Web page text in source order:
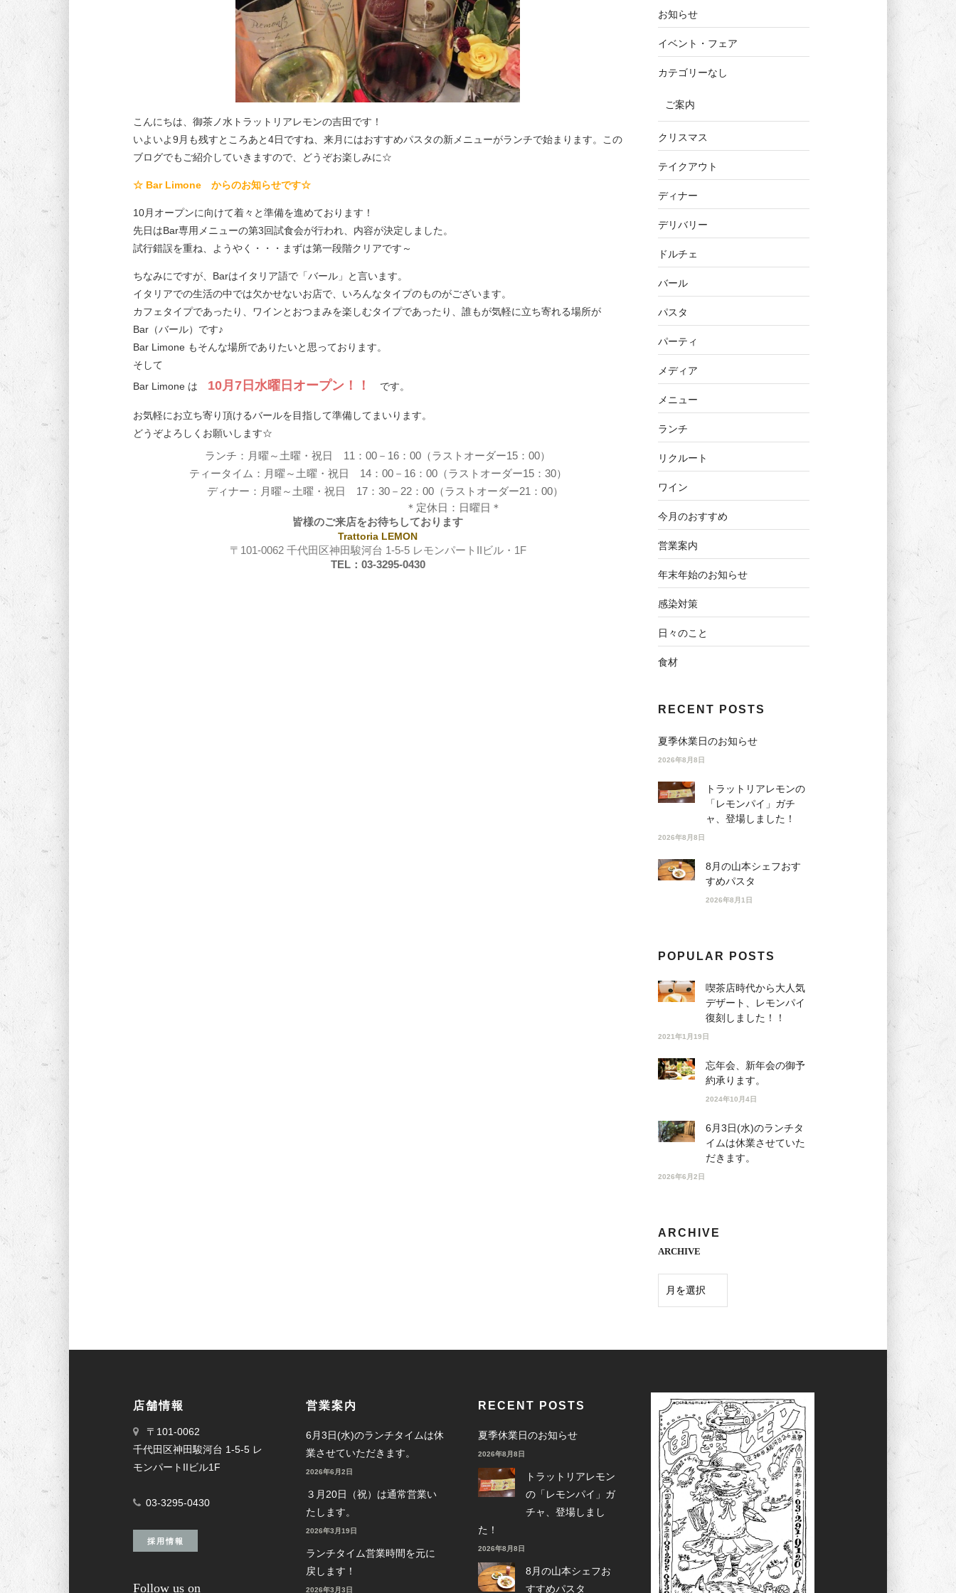
こんにちは、御茶ノ水トラットリアレモンの吉田です！
いよいよ9月も残すところあと4日ですね、来月にはおすすめパスタの新メニューがランチで始まります。この
ブログでもご紹介していきますので、どうぞお楽しみに☆
☆ Bar Limone からのお知らせです☆
10月オープンに向けて着々と準備を進めております！
先日はBar専用メニューの第3回試食会が行われ、内容が決定しました。
試行錯誤を重ね、ようやく・・・まずは第一段階クリアです～
ちなみにですが、Barはイタリア語で「バール」と言います。
イタリアでの生活の中では欠かせないお店で、いろんなタイプのものがございます。
カフェタイプであったり、ワインとおつまみを楽しむタイプであったり、誰もが気軽に立ち寄れる場所が
Bar（バール）です♪
Bar Limone もそんな場所でありたいと思っております。
そして
Bar Limone は
10月7日水曜日オープン！！ です。
お気軽にお立ち寄り頂けるバールを目指して準備してまいります。
どうぞよろしくお願いします☆
ランチ：月曜～土曜・祝日 11：00－16：00（ラストオーダー15：00）
ティータイム：月曜～土曜・祝日 14：00－16：00（ラストオーダー15：30）
ディナー： 月曜～土曜・祝日 17：30－22：00（ラストオーダー21：00）
＊定休日：日曜日＊
皆様のご来店をお待ちしております
Trattoria LEMON
〒101-0062 千代田区神田駿河台 1-5-5 レモンパートIIビル・1F
TEL： 03-3295-0430
お知らせ
イベント・フェア
カテゴリーなし
ご案内
クリスマス
テイクアウト
ディナー
デリバリー
ドルチェ
バール
パスタ
パーティ
メディア
メニュー
ランチ
リクルート
ワイン
今月のおすすめ
営業案内
年末年始のお知らせ
感染対策
日々のこと
食材
RECENT POSTS
夏季休業日のお知らせ
2026年8月8日
トラットリアレモンの
「レモンパイ」ガチ
ャ、登場しました！
2026年8月8日
8月の山本シェフおす
すめパスタ
2026年8月1日
POPULAR POSTS
喫茶店時代から大人気
デザート、レモンパイ
復刻しました！！
2021年1月19日
忘年会、新年会の御予
約承ります。
2024年10月4日
6月3日(水)のランチタ
イムは休業させていた
だきます。
2026年6月2日
ARCHIVE
ARCHIVE
店舗情報
〒101-0062
千代田区神田駿河台 1-5-5 レ
モンパートIIビル1F
03-3295-0430
採用情報
Follow us on
営業案内
6月3日(水)のランチタイムは休
業させていただきます。
2026年6月2日
３月20日（祝）は通常営業い
たします。
2026年3月19日
ランチタイム営業時間を元に
戻します！
2026年3月3日
RECENT POSTS
夏季休業日のお知らせ
2026年8月8日
トラットリアレモン
の「レモンパイ」ガ
チャ、登場しまし
た！
2026年8月8日
8月の山本シェフお
すすめパスタ